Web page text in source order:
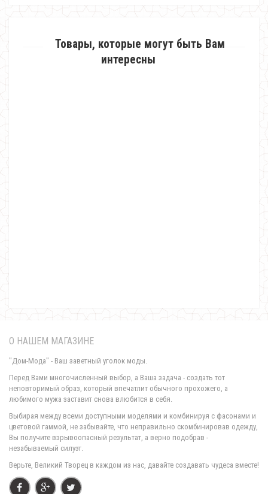
Товары, которые могут быть Вам
интересны
1000.00грн.
О НАШЕМ МАГАЗИНЕ
"Дом-Мода" - Ваш заветный уголок моды.
Перед Вами многочисленный выбор, а Ваша задача - создать тот
неповторимый образ, который впечатлит обычного прохожего, а
любимого мужа заставит снова влюбится в себя.
Выбирая между всеми доступными моделями и комбинируя с фасонами и
цветовой гаммой, не забывайте, что неправильно скомбинировав одежду,
Вы получите взрывоопасный результат, а верно подобрав -
незабываемый силуэт.
Верьте, Великий Творец в каждом из нас, давайте создавать чудеса вместе!